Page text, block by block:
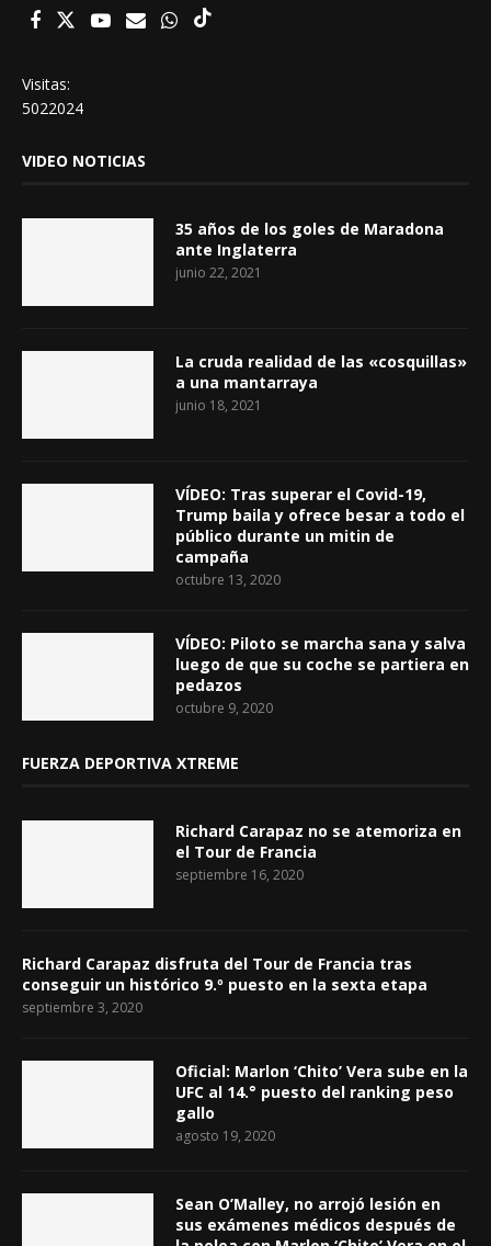
Visitas:
5022024
VIDEO NOTICIAS
35 años de los goles de Maradona
ante Inglaterra
junio 22, 2021
La cruda realidad de las «cosquillas»
a una mantarraya
junio 18, 2021
VÍDEO: Tras superar el Covid-19,
Trump baila y ofrece besar a todo el
público durante un mitin de
campaña
octubre 13, 2020
VÍDEO: Piloto se marcha sana y salva
luego de que su coche se partiera en
pedazos
octubre 9, 2020
FUERZA DEPORTIVA XTREME
Richard Carapaz no se atemoriza en
el Tour de Francia
septiembre 16, 2020
Richard Carapaz disfruta del Tour de Francia tras
conseguir un histórico 9.º puesto en la sexta etapa
septiembre 3, 2020
Oficial: Marlon ‘Chito’ Vera sube en la
UFC al 14.° puesto del ranking peso
gallo
agosto 19, 2020
Sean O’Malley, no arrojó lesión en
sus exámenes médicos después de